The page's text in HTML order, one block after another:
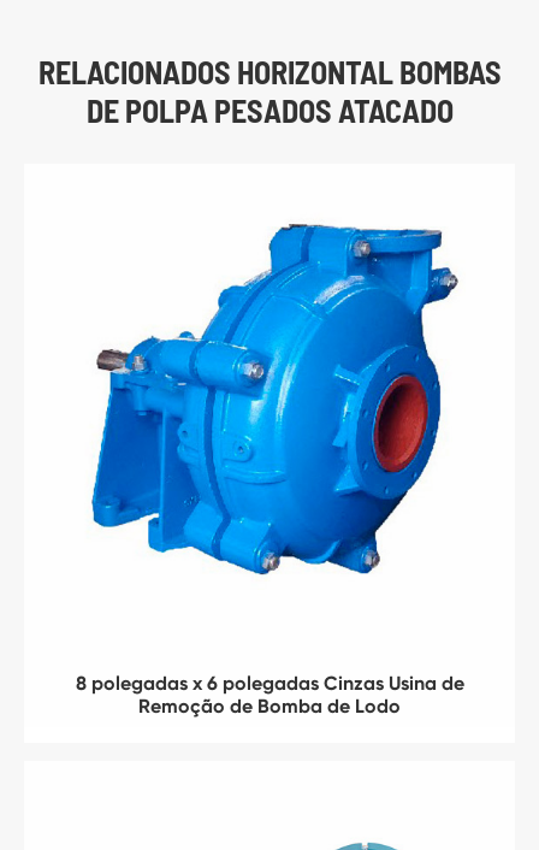
RELACIONADOS HORIZONTAL BOMBAS
DE POLPA PESADOS ATACADO
8 polegadas x 6 polegadas Cinzas Usina de
Remoção de Bomba de Lodo